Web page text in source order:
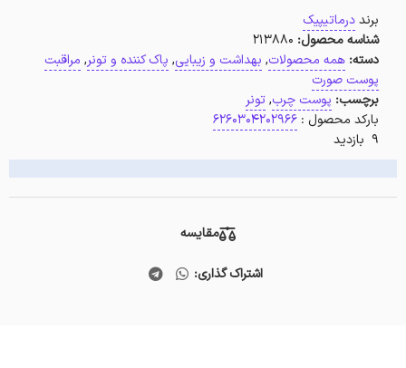
برنددرماتیپیک
شناسه محصول: 213880
دسته: همه محصولات, بهداشت و زیبایی, پاک کننده و تونر, مراقبت
پوست صورت
برچسب: پوست چرب,تونر
بارکد محصول : 6260304202966
9 بازدید
مقایسه
اشتراک گذاری: